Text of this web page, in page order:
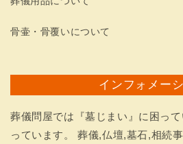
骨壷・骨覆いについて
インフォメー
葬儀問屋では『墓じまい』に困っ
っています。 葬儀,仏壇,墓石,相続